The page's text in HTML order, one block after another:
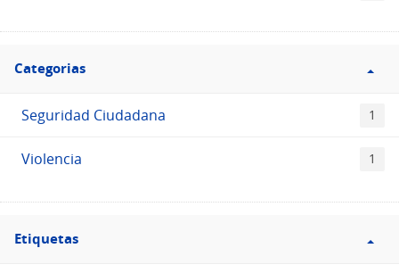
Filtro
Categorias
Categorias
Seguridad Ciudadana 1
Violencia 1
Filtro
Etiquetas
Etiquetas